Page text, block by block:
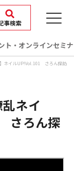
事検索
ト‧オンラインセミ
】ネイルUP!Vol.101 さろん探訪
ネイ
さろん探